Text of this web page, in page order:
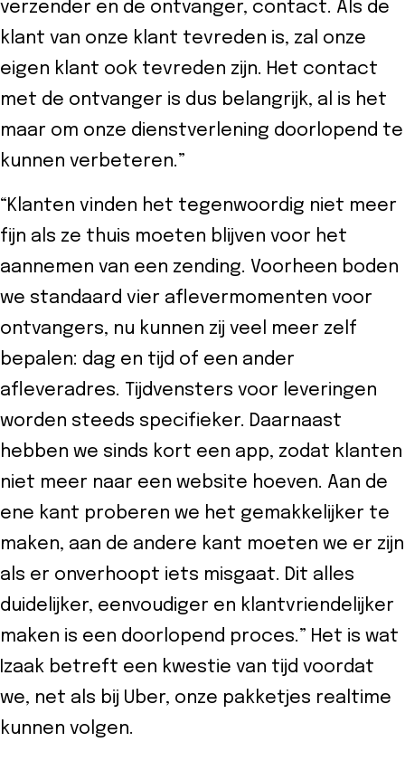
verzender en de ontvanger, contact. Als de
klant van onze klant tevreden is, zal onze
eigen klant ook tevreden zijn. Het contact
met de ontvanger is dus belangrijk, al is het
maar om onze dienstverlening doorlopend te
kunnen verbeteren.”
“Klanten vinden het tegenwoordig niet meer
fijn als ze thuis moeten blijven voor het
aannemen van een zending. Voorheen boden
we standaard vier aflevermomenten voor
ontvangers, nu kunnen zij veel meer zelf
bepalen: dag en tijd of een ander
afleveradres. Tijdvensters voor leveringen
worden steeds specifieker. Daarnaast
hebben we sinds kort een app, zodat klanten
niet meer naar een website hoeven. Aan de
ene kant proberen we het gemakkelijker te
maken, aan de andere kant moeten we er zijn
als er onverhoopt iets misgaat. Dit alles
duidelijker, eenvoudiger en klantvriendelijker
maken is een doorlopend proces.” Het is wat
Izaak betreft een kwestie van tijd voordat
we, net als bij Uber, onze pakketjes realtime
kunnen volgen.